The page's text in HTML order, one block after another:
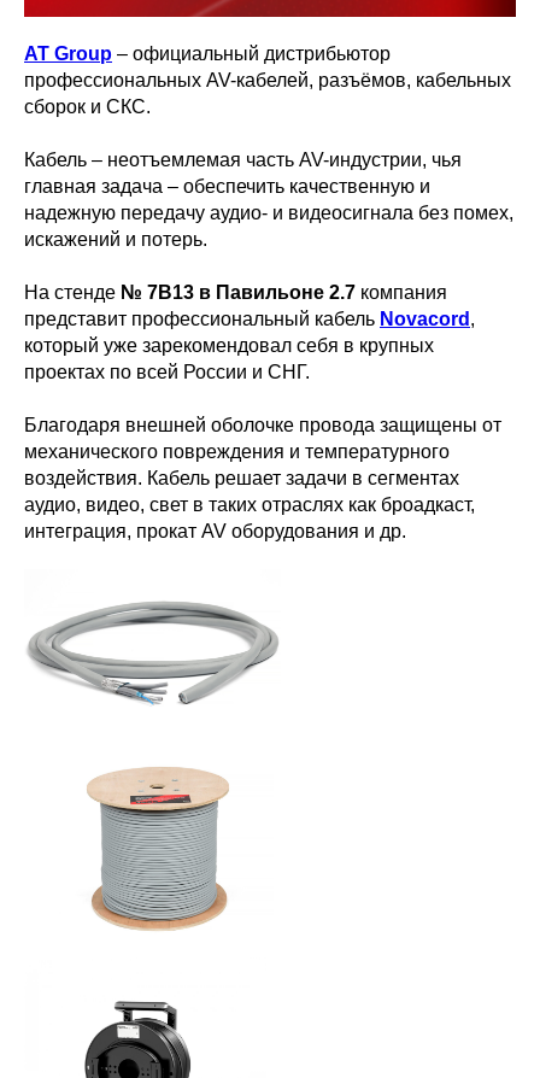
AT Group – официальный дистрибьютор
профессиональных AV-кабелей, разъёмов, кабельных
сборок и СКС.
Кабель – неотъемлемая часть AV-индустрии, чья
главная задача – обеспечить качественную и
надежную передачу аудио- и видеосигнала без помех,
искажений и потерь.
На стенде № 7B13 в Павильоне 2.7 компания
представит профессиональный кабель Novacord ,
который уже зарекомендовал себя в крупных
проектах по всей России и СНГ.
Благодаря внешней оболочке провода защищены от
механического повреждения и температурного
воздействия. Кабель решает задачи в сегментах
аудио, видео, свет в таких отраслях как броадкаст,
интеграция, прокат AV оборудования и др.